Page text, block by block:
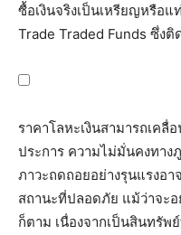
ซื้อเงินจริงเป็นเหรียญหรือ
Trade Traded Funds ซึ่ง
ราคาโลหะเงินสามารถเคลื่
ประการ ความไม่มั่นคงทาง
ภาวะถดถอยอย่างรุนแรงอา
สถานะที่ปลอดภัย แม้ว่าจะ
ก็ตาม เนื่องจากเป็นสินทรั